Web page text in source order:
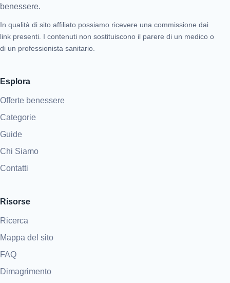
benessere.
In qualità di sito affiliato possiamo ricevere una commissione dai
link presenti. I contenuti non sostituiscono il parere di un medico o
di un professionista sanitario.
Esplora
Offerte benessere
Categorie
Guide
Chi Siamo
Contatti
Risorse
Ricerca
Mappa del sito
FAQ
Dimagrimento